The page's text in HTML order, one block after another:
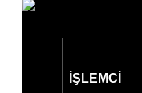
İŞLEMCİ